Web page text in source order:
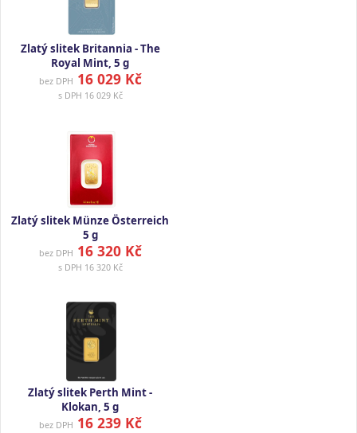
Zlatý slitek Britannia - The
Royal Mint, 5 g
bez DPH 16 029 Kč
s DPH 16 029 Kč
Zlatý slitek Münze Österreich
5 g
bez DPH 16 320 Kč
s DPH 16 320 Kč
Zlatý slitek Perth Mint -
Klokan, 5 g
bez DPH 16 239 Kč